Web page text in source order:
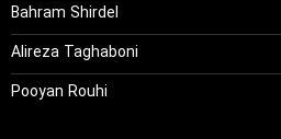
Bahram Shirdel
Alireza Taghaboni
Pooyan Rouhi